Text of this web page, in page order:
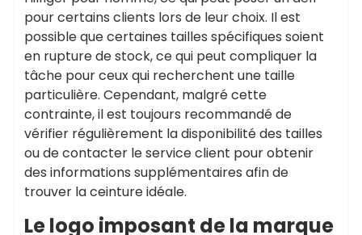
pour certains clients lors de leur choix. Il est
possible que certaines tailles spécifiques soient
en rupture de stock, ce qui peut compliquer la
tâche pour ceux qui recherchent une taille
particulière. Cependant, malgré cette
contrainte, il est toujours recommandé de
vérifier régulièrement la disponibilité des tailles
ou de contacter le service client pour obtenir
des informations supplémentaires afin de
trouver la ceinture idéale.
Le logo imposant de la marque